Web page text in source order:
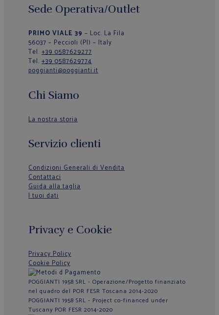
Sede Operativa/Outlet
PRIMO VIALE 39 – Loc. La Fila
56037 – Peccioli (PI) – Italy
Tel. +39 0587629277
Tel. +39 0587629774
poggianti@poggianti.it
Chi Siamo
La nostra storia
Servizio clienti
Condizioni Generali di Vendita
Contattaci
Guida alla taglia
I tuoi dati
Privacy e Cookie
Privacy Policy
Cookie Policy
POGGIANTI 1958 SRL - Operazione/Progetto finanziato
nel quadro del POR FESR Toscana 2014-2020
POGGIANTI 1958 SRL - Project co-financed under
Tuscany POR FESR 2014-2020